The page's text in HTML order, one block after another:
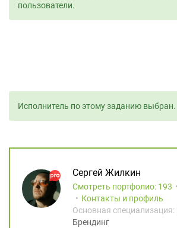
пользователи.
Исполнитель по этому заданию выбран.
Сергей Жилкин
Смотреть портфолио: 193
Контакты и профиль
Основная специализация:
Брендинг